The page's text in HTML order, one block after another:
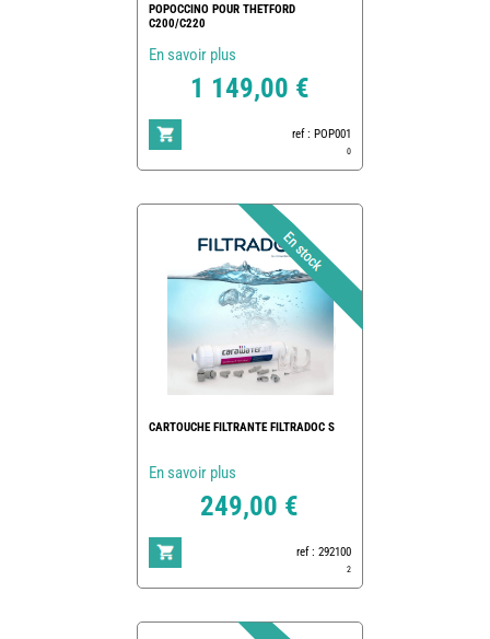
POPOCCINO POUR THETFORD
C200/C220
En savoir plus
1 149,00 €
ref : POP001
0
CARTOUCHE FILTRANTE FILTRADOC S
En savoir plus
249,00 €
ref : 292100
2